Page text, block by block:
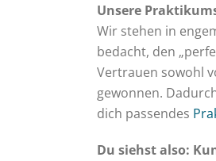
Unsere
Wir stehen in
bedacht, den
Vertrauen sowohl
gewonnen.
dich passendes
Du siehst also: